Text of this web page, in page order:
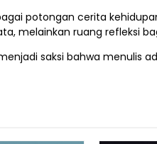
potongan cerita
melainkan ruang refleksi
saksi bahwa menulis